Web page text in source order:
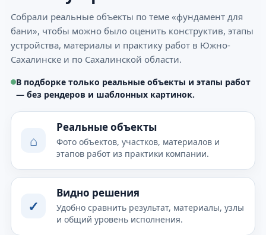
Собрали реальные объекты по теме «фундамент для
бани», чтобы можно было оценить конструктив, этапы
устройства, материалы и практику работ в Южно-
Сахалинске и по Сахалинской области.
В подборке только реальные объекты и этапы работ
— без рендеров и шаблонных картинок.
⌂
Реальные объекты
Фото объектов, участков, материалов и
этапов работ из практики компании.
✓
Видно решения
Удобно сравнить результат, материалы, узлы
и общий уровень исполнения.